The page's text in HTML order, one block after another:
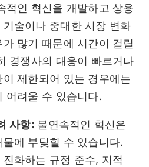
적인 혁신을 개발하고 상용
술이나 중대한 시장 변화
많기 때문에 시간이 걸릴
경쟁사의 대응이 빠르거나
제한되어 있는 경우에는
어려울 수 있습니다.
사항: 불연속적인 혁신은
에 부딪힐 수 있습니다.
화하는 규정 준수, 지적